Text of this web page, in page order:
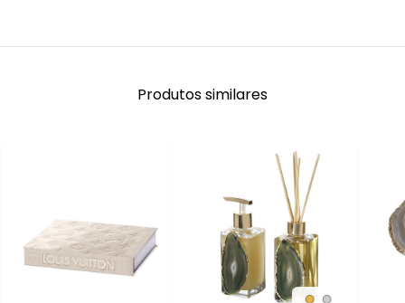
Produtos similares